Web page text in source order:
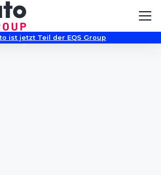
ist jetzt Teil der EQS Group